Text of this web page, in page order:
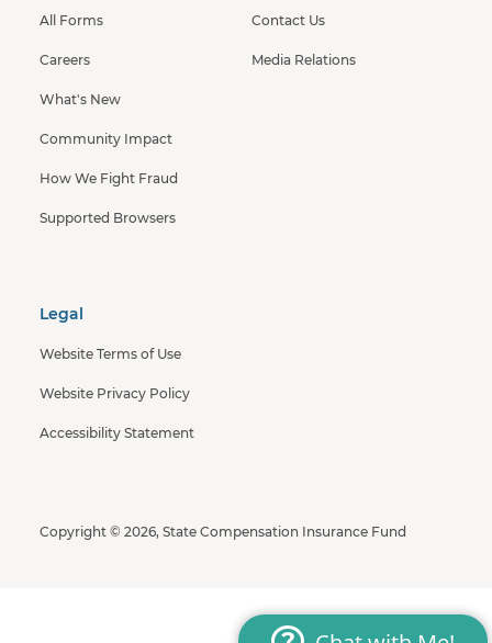
All Forms
Careers
What's New
Community Impact
How We Fight Fraud
Supported Browsers
Contact Us
Media Relations
Legal
Website Terms of Use
Website Privacy Policy
Accessibility Statement
Copyright © 2026, State Compensation Insurance Fund